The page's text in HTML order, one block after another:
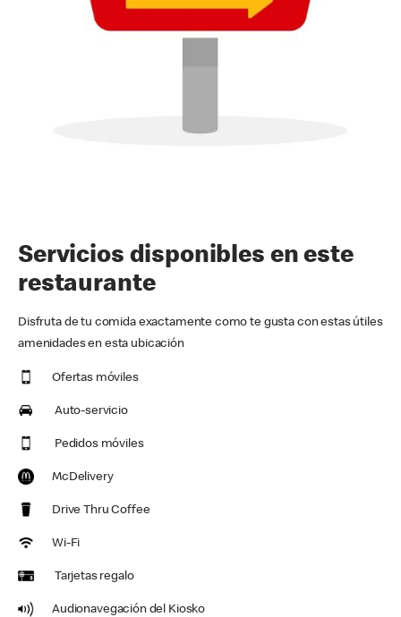
Servicios disponibles en este
restaurante
Disfruta de tu comida exactamente como te gusta con estas útiles
amenidades en esta ubicación
Ofertas móviles
Auto-servicio
Pedidos móviles
McDelivery
Drive Thru Coffee
Wi-Fi
Tarjetas regalo
Audionavegación del Kiosko